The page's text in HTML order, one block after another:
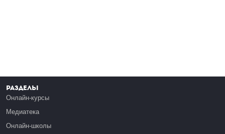
Разделы
Онлайн-курсы
Медиатека
Онлайн-школы